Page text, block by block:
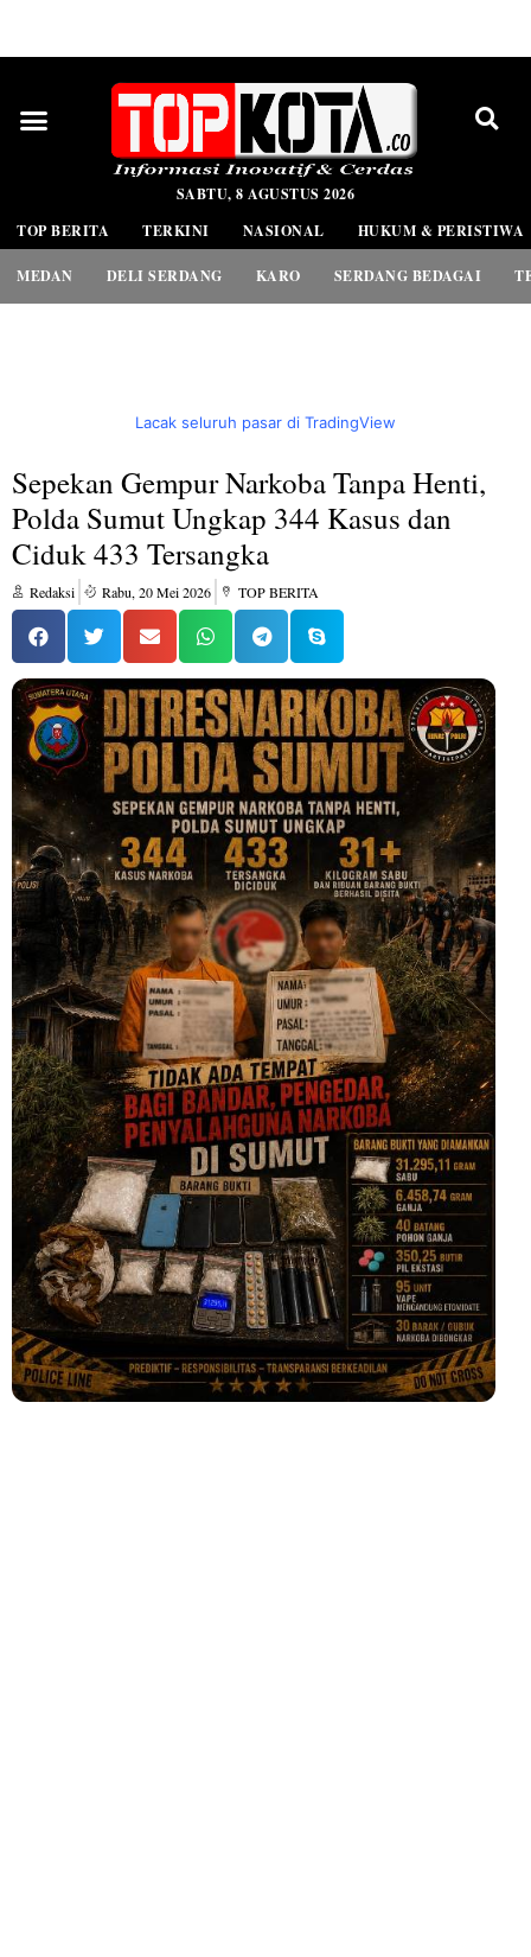
SABTU, 8 AGUSTUS 2026
TOP BERITA
TERKINI NASIONAL HUKUM & PERISTIWA
MEDAN DELI SERDANG KARO SERDANG BEDAGAI
Lacak seluruh pasar di TradingView
Sepekan Gempur Narkoba Tanpa Henti,
Polda Sumut Ungkap 344 Kasus dan
Ciduk 433 Tersangka
Redaksi Rabu, 20 Mei 2026 TOP BERITA